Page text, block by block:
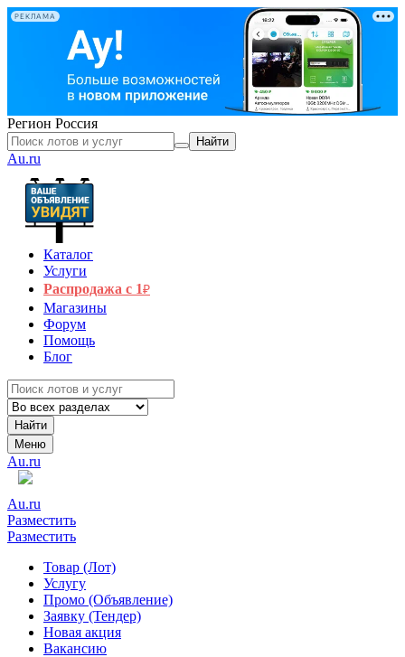
РЕКЛАМА
Регион Россия
Найти
Au.ru
Каталог
Услуги
Распродажа с 1₽
Магазины
Форум
Помощь
Блог
Найти
Меню
Au.ru
Au.ru
Разместить
Разместить
Товар (Лот)
Услугу
Промо (Объявление)
Заявку (Тендер)
Новая акция
Вакансию